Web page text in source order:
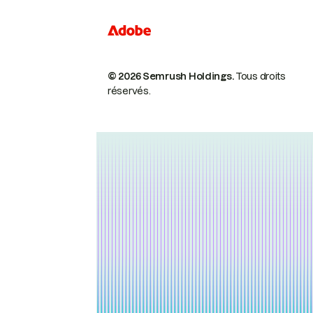
© 2026 Semrush Holdings.Tous droits
réservés.